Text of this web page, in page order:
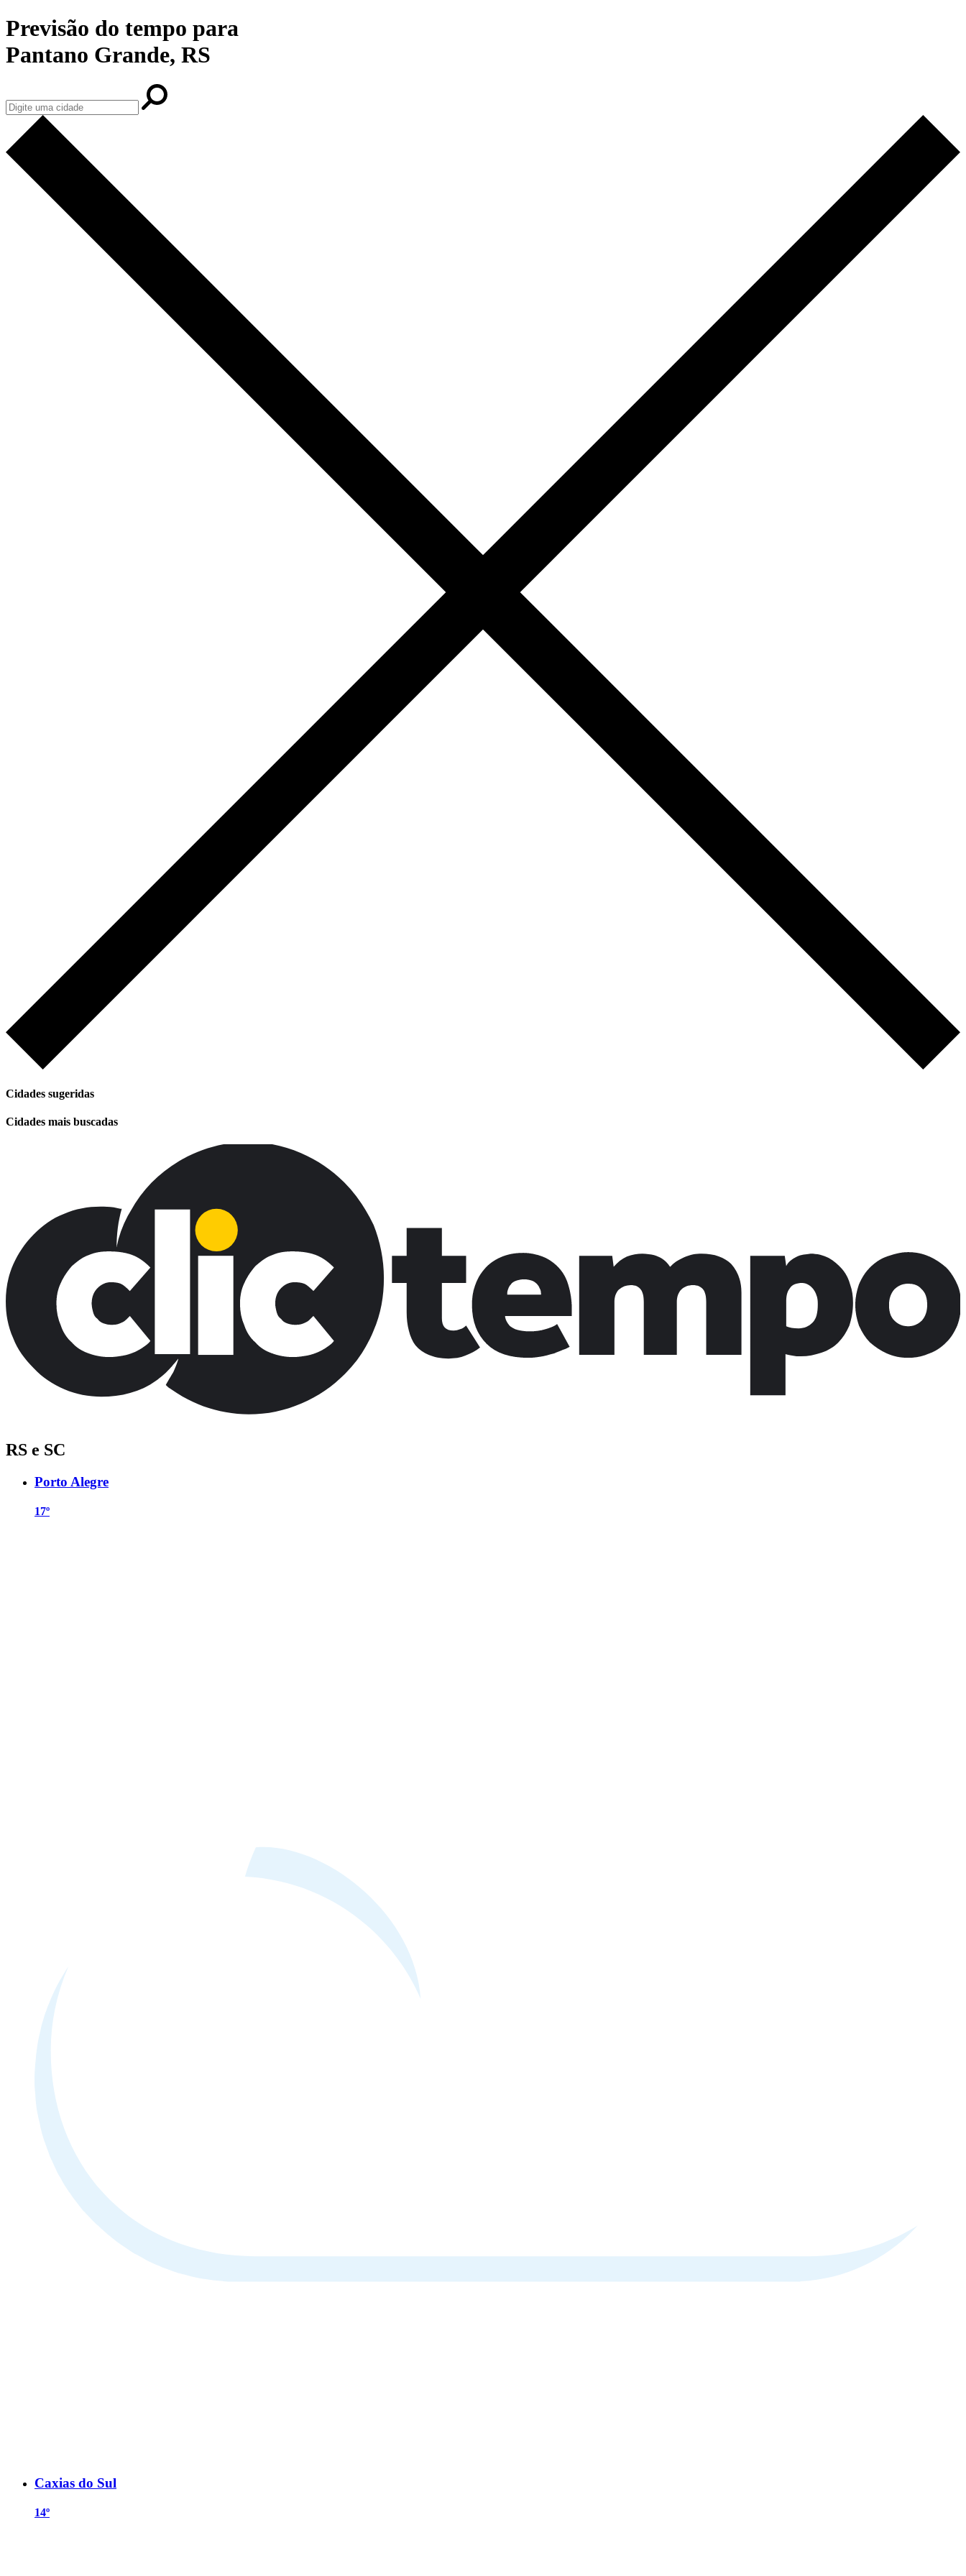
Previsão do tempo para
Pantano Grande, RS
Cidades sugeridas
Cidades mais buscadas
RS e SC
Porto Alegre
17º
Caxias do Sul
14º